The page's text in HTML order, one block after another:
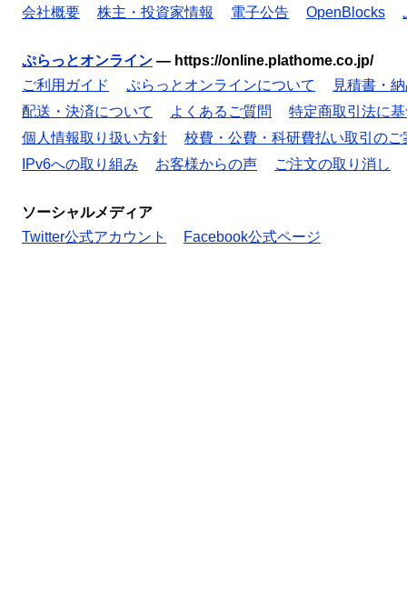
会社概要 株主・投資家情報 電子公告 OpenBlocks
ぷらっとオンライン — https://online.plathome.co.jp/
ご利用ガイド
ぷらっとオンラインについて
見積書・
配送・決済について
よくあるご質問
特定商取引法に
個人情報取り扱い方針
校費・公費・科研費払い取引のご
IPv6への取り組み
お客様からの声 ご注文の取り消し
ソーシャルメディア
Twitter公式アカウント
Facebook公式ページ